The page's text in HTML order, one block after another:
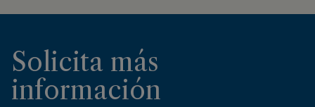
Solicita más
información